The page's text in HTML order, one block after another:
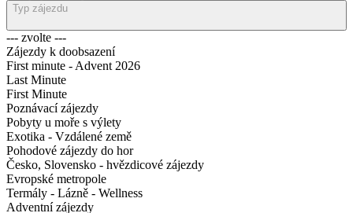
Typ zájezdu
--- zvolte ---
Zájezdy k doobsazení
First minute - Advent 2026
Last Minute
First Minute
Poznávací zájezdy
Pobyty u moře s výlety
Exotika - Vzdálené země
Pohodové zájezdy do hor
Česko, Slovensko - hvězdicové zájezdy
Evropské metropole
Termály - Lázně - Wellness
Adventní zájezdy